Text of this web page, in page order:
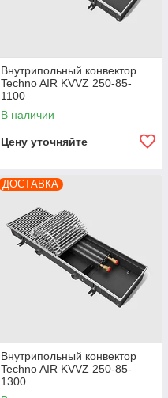
Внутрипольный конвектор
Techno AIR KVVZ 250-85-
1100
В наличии
Цену уточняйте
ДОСТАВКА
Внутрипольный конвектор
Techno AIR KVVZ 250-85-
1300